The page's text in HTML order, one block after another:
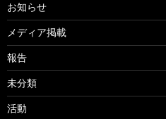
お知らせ
メディア掲載
報告
未分類
活動